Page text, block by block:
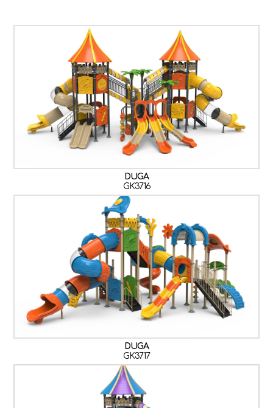
DUGA
GK3716
DUGA
GK3717